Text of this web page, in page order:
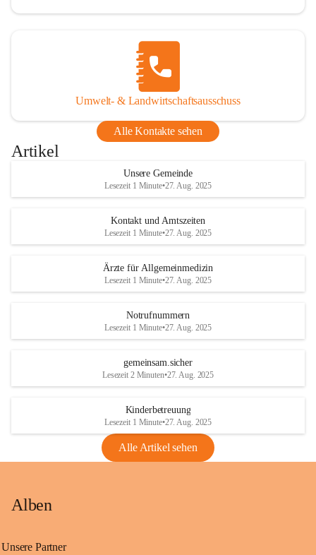
Umwelt- & Landwirtschaftsausschuss
Alle Kontakte sehen
Artikel
Unsere Gemeinde
Lesezeit 1 Minute•27. Aug. 2025
Kontakt und Amtszeiten
Lesezeit 1 Minute•27. Aug. 2025
Ärzte für Allgemeinmedizin
Lesezeit 1 Minute•27. Aug. 2025
Notrufnummern
Lesezeit 1 Minute•27. Aug. 2025
gemeinsam.sicher
Lesezeit 2 Minuten•27. Aug. 2025
Kinderbetreuung
Lesezeit 1 Minute•27. Aug. 2025
Alle Artikel sehen
Alben
Unsere Partner